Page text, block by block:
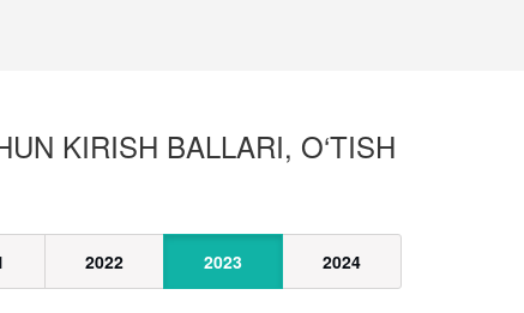
KIRISH BALLARI, O‘TISH
2022 2023 2024